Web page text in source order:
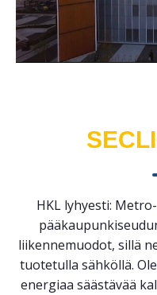
HKL lyhyesti:
liikennemuodot, sillä
tuotetulla sähköllä.
energiaa säästävää